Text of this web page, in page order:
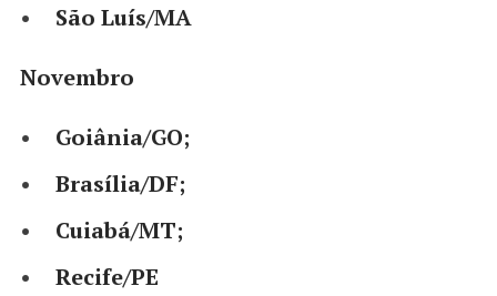
São Luís/MA
Novembro
Goiânia/GO;
Brasília/DF;
Cuiabá/MT;
Recife/PE